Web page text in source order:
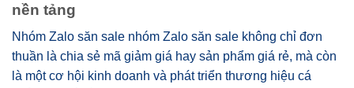
nền tảng
Nhóm Zalo săn sale nhóm Zalo săn sale không chỉ đơn
thuần là chia sẻ mã giảm giá hay sản phẩm giá rẻ, mà còn
là một cơ hội kinh doanh và phát triển thương hiệu cá